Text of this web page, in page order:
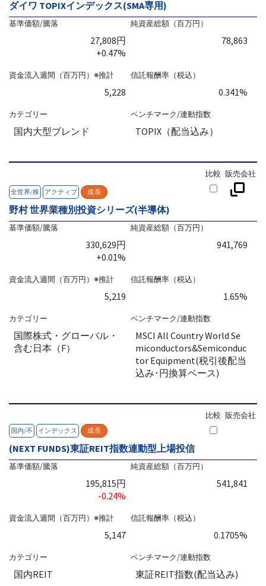
ダイワ TOPIXインデックス(SMA専用)
基準価額/騰落
27,808円
+0.47%
純資産総額（百万円）
78,863
資金流入週間（百万円）※推計
5,228
信託報酬率（税込）
0.341%
カテゴリー
国内大型ブレンド
ベンチマーク/連動指数
TOPIX（配当込み）
全世界/株 アクティブ 成長
比較 販売会社
野村 世界業種別投資シリーズ(半導体)
基準価額/騰落
330,629円
+0.01%
純資産総額（百万円）
941,769
資金流入週間（百万円）※推計
5,219
信託報酬率（税込）
1.65%
カテゴリー
国際株式・グローバル・
含む日本（F）
ベンチマーク/連動指数
MSCI All Country World Se
miconductors&Semiconduc
tor Equipment(税引後配当
込み･円換算ベース)
国内/不 インデックス 成長
比較 販売会社
(NEXT FUNDS)東証REIT指数連動型上場投信
基準価額/騰落
195,815円
-0.24%
純資産総額（百万円）
541,841
資金流入週間（百万円）※推計
5,147
信託報酬率（税込）
0.1705%
カテゴリー
国内REIT
ベンチマーク/連動指数
東証REIT指数(配当込み)